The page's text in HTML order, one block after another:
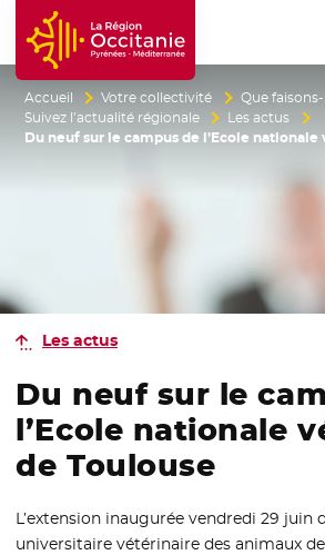
Accueil Région Occitanie /
Accueil Votre collectivité
Que
Suivez l’actualité régionale
Les actus
Du neuf sur le campus de l’Ecole
Les actus
Du neuf sur le
l’Ecole nationale
de Toulouse
L’extension inaugurée vendredi 29 juin
universitaire vétérinaire des animaux